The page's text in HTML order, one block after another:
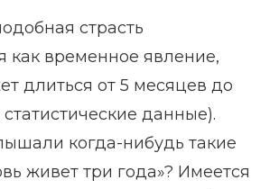
страсть
как временное явление,
длиться от 5 месяцев до
статистические данные).
когда-нибудь такие
живет три года»? Имеется